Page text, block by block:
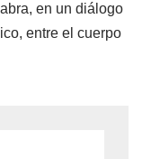
en un diálogo
entre el cuerpo